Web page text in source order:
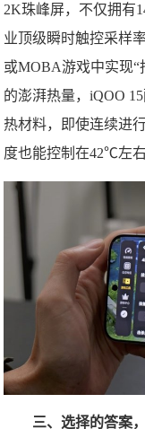
2K珠峰屏，不仅拥有
业顶级瞬时触控采样
或MOBA游戏中实现
的澎湃热量，iQOO
热材料，即使连续进
度也能控制在42℃左
三、选择的答案